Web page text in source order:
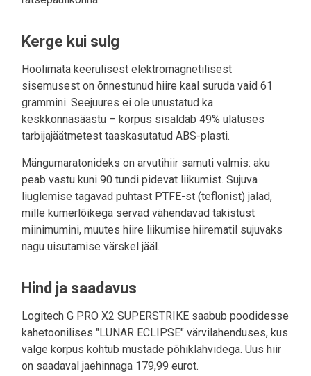
Kerge kui sulg
Hoolimata keerulisest elektromagnetilisest
sisemusest on õnnestunud hiire kaal suruda vaid 61
grammini. Seejuures ei ole unustatud ka
keskkonnasäästu – korpus sisaldab 49% ulatuses
tarbijajäätmetest taaskasutatud ABS-plasti.
Mängumaratonideks on arvutihiir samuti valmis: aku
peab vastu kuni 90 tundi pidevat liikumist. Sujuva
liuglemise tagavad puhtast PTFE-st (teflonist) jalad,
mille kumerlõikega servad vähendavad takistust
miinimumini, muutes hiire liikumise hiirematil sujuvaks
nagu uisutamise värskel jääl.
Hind ja saadavus
Logitech G PRO X2 SUPERSTRIKE saabub poodidesse
kahetoonilises "LUNAR ECLIPSE" värvilahenduses, kus
valge korpus kohtub mustade põhiklahvidega. Uus hiir
on saadaval jaehinnaga 179,99 eurot.